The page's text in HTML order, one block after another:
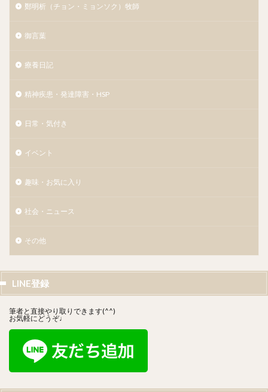
鄭明析（チョン・ミョンソク）牧師
御言葉
療養日記
精神疾患・発達障害・HSP
日常・気付き
イベント
趣味・お気に入り
社会・ニュース
その他
LINE登録
筆者と直接やり取りできます(^^)
お気軽にどうぞ♩